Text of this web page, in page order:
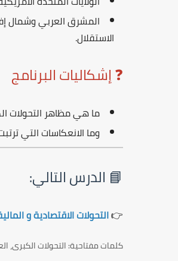
المشرق العربي وشمال
الاستقلال.
❓ إشكاليات البرنامج
ما هي مظاهر التحولات
وما الانعكاسات التي
📘 الدرس التالي:
👉التحولات الاقتصادية و
كلمات مفتاحية:التحولات الكبرى، العالم الرأسمالي، القرن 19، القرن